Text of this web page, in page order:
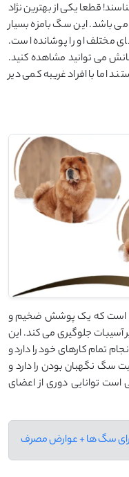
قطعا یکی از بهترین نژاد
باشد. این سگ بامزه بسیار
مختلف او را پوشانده است.
می توانید مشاهده کنید.
اما با افراد غریبه کمی دیر
است که یک پوشش ضخیم و
آسیبات جلوگیری می کند. این
تمام کارهای خود را دارد و
سگ نگهبان بودن را دارد و
است توانایی دوری از اعضای